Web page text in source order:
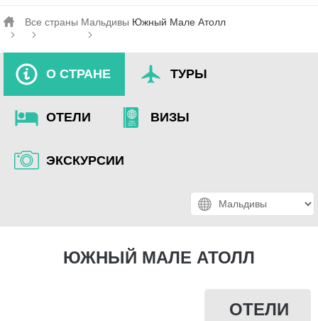
Все страны Мальдивы Южный Мале Атолл
О СТРАНЕ ТУРЫ
ОТЕЛИ ВИЗЫ
ЭКСКУРСИИ
ЮЖНЫЙ МАЛЕ АТОЛЛ
ОТЕЛИ